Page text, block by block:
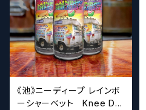
《池》ニーディープ レインボ
ーシャーベット Knee De